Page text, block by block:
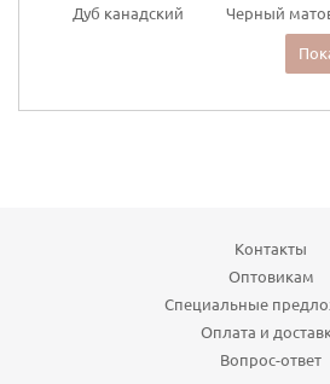
Дуб канадский
Черный
Контакты
Оптовикам
Специальные
Оплата и
Вопрос-ответ